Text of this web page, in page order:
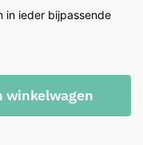
in ieder bijpassende
winkelwagen